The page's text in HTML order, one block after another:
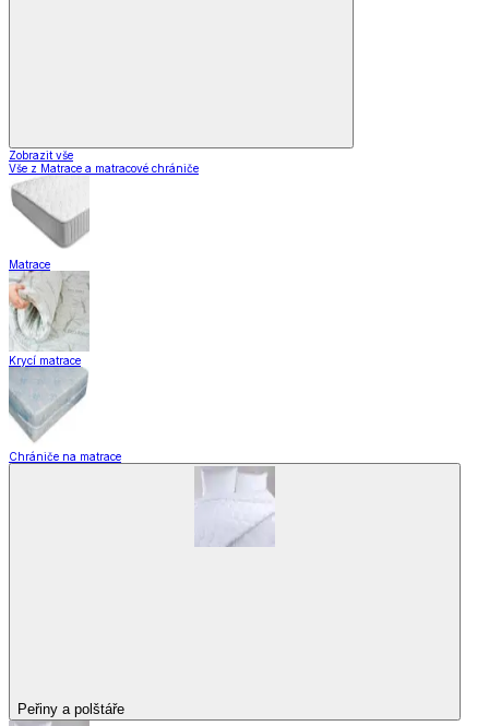
Zobrazit vše
Vše z Matrace a matracové chrániče
Matrace
Krycí matrace
Chrániče na matrace
Peřiny a polštáře